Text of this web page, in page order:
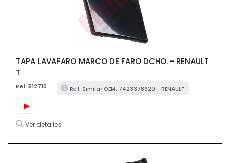
TAPA LAVAFARO MARCO DE FARO DCHO. - RENAULT
T
Ref: 512710 Ref. Similar OEM: 7423378629 - RENAULT
Ver detalles